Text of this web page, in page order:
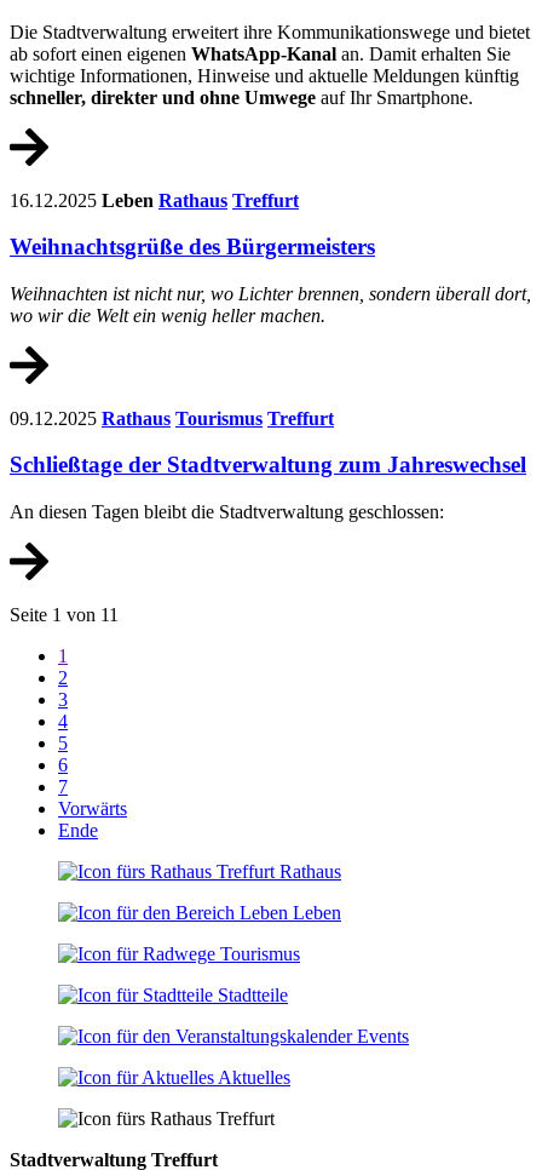
Die Stadtverwaltung erweitert ihre Kommunikationswege und bietet
ab sofort einen eigenen WhatsApp-Kanal an. Damit erhalten Sie
wichtige Informationen, Hinweise und aktuelle Meldungen künftig
schneller, direkter und ohne Umwege auf Ihr Smartphone.
16.12.2025 Leben Rathaus Treffurt
Weihnachtsgrüße des Bürgermeisters
Weihnachten ist nicht nur, wo Lichter brennen, sondern überall dort,
wo wir die Welt ein wenig heller machen.
09.12.2025 Rathaus Tourismus Treffurt
Schließtage der Stadtverwaltung zum Jahreswechsel
An diesen Tagen bleibt die Stadtverwaltung geschlossen:
Seite 1 von 11
1
2
3
4
5
6
7
Vorwärts
Ende
Rathaus
Leben
Tourismus
Stadtteile
Events
Aktuelles
Stadtverwaltung Treffurt